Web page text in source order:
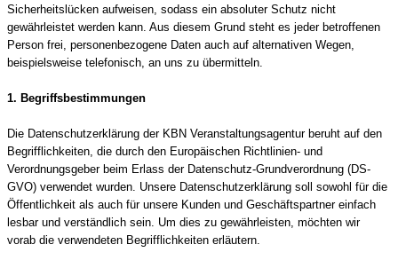
Sicherheitslücken aufweisen, sodass ein absoluter Schutz nicht
gewährleistet werden kann. Aus diesem Grund steht es jeder betroffenen
Person frei, personenbezogene Daten auch auf alternativen Wegen,
beispielsweise telefonisch, an uns zu übermitteln.
1. Begriffsbestimmungen
Die Datenschutzerklärung der KBN Veranstaltungsagentur beruht auf den
Begrifflichkeiten, die durch den Europäischen Richtlinien- und
Verordnungsgeber beim Erlass der Datenschutz-Grundverordnung (DS-
GVO) verwendet wurden. Unsere Datenschutzerklärung soll sowohl für die
Öffentlichkeit als auch für unsere Kunden und Geschäftspartner einfach
lesbar und verständlich sein. Um dies zu gewährleisten, möchten wir
vorab die verwendeten Begrifflichkeiten erläutern.